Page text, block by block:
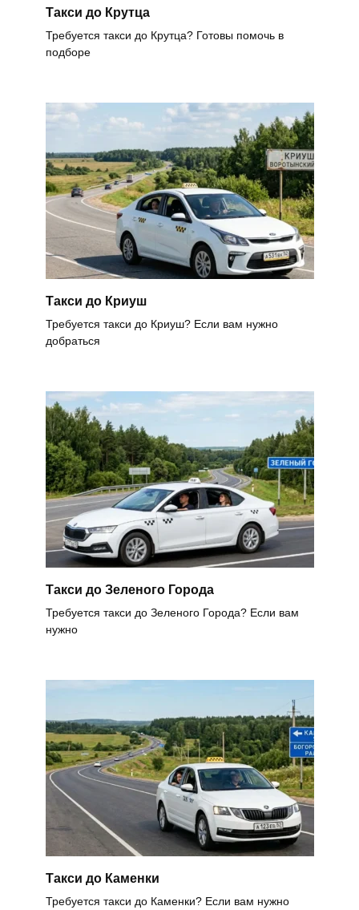
Такси до Крутца
Требуется такси до Крутца? Готовы помочь в
подборе
Такси до Криуш
Требуется такси до Криуш? Если вам нужно
добраться
Такси до Зеленого Города
Требуется такси до Зеленого Города? Если вам
нужно
Такси до Каменки
Требуется такси до Каменки? Если вам нужно